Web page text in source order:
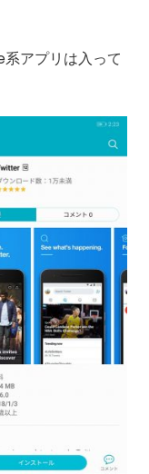
アプリは入って